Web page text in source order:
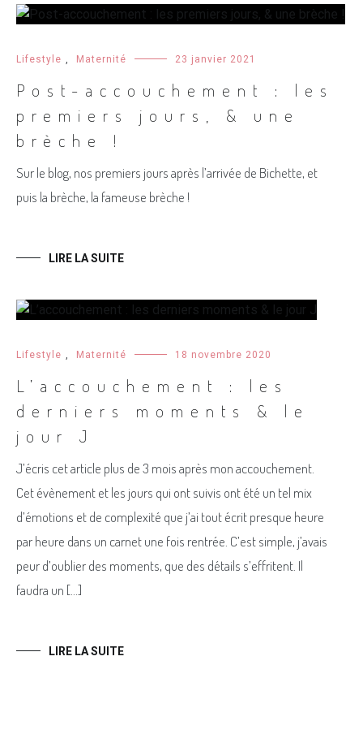
Lifestyle , Maternité 23 janvier 2021
Post-accouchement : les
premiers jours, & une
brèche !
Sur le blog, nos premiers jours après l’arrivée de Bichette, et
puis la brèche, la fameuse brèche !
LIRE LA SUITE
Lifestyle , Maternité 18 novembre 2020
L’accouchement : les
derniers moments & le
jour J
J’écris cet article plus de 3 mois après mon accouchement.
Cet évènement et les jours qui ont suivis ont été un tel mix
d’émotions et de complexité que j’ai tout écrit presque heure
par heure dans un carnet une fois rentrée. C’est simple, j’avais
peur d’oublier des moments, que des détails s’effritent. Il
faudra un […]
LIRE LA SUITE